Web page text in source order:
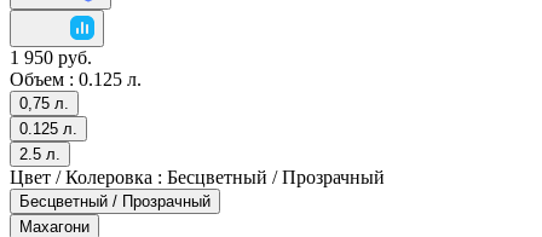
1 950 руб.
Объем : 0.125 л.
0,75 л.
0.125 л.
2.5 л.
Цвет / Колеровка : Бесцветный / Прозрачный
Бесцветный / Прозрачный
Махагони